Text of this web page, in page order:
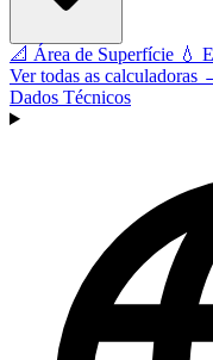
📐 Área de Superfície 💧
Ver todas as calculadoras
Dados Técnicos